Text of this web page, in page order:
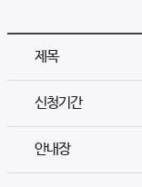
제목
신청기간
안내장